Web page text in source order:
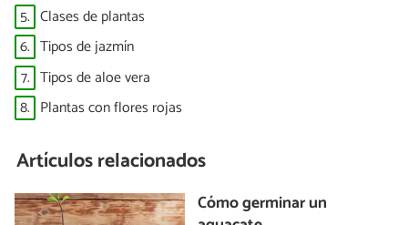
5. Clases de plantas
6. Tipos de jazmín
7. Tipos de aloe vera
8. Plantas con flores rojas
Artículos relacionados
Cómo germinar un